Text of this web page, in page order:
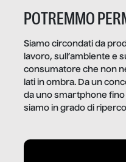
POTREMMO
Siamo circondati da
lavoro, sull’ambiente e
consumatore che non
lati in ombra. Da un
da uno smartphone fino
siamo in grado di
dietro gli oggetti e i